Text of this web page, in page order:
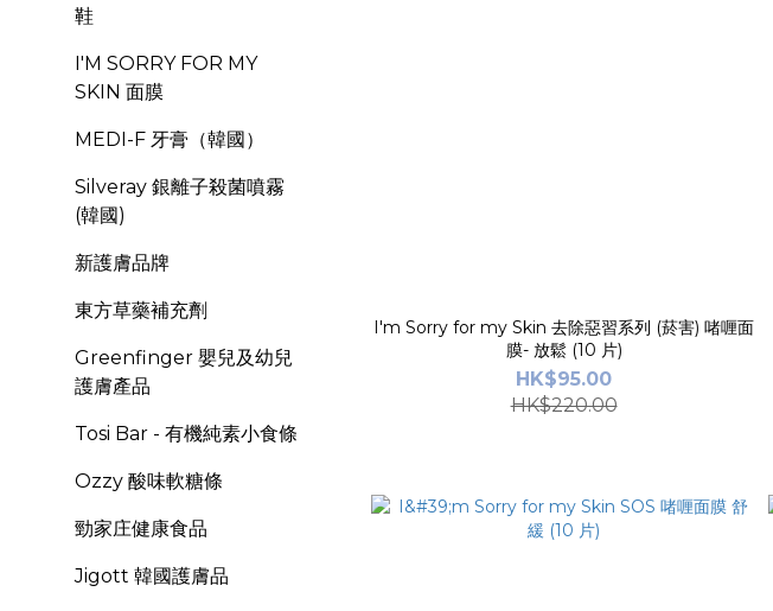
鞋
I'M SORRY FOR MY
SKIN 面膜
MEDI-F 牙膏（韓國）
Silveray 銀離子殺菌噴霧
(韓國)
新護膚品牌
東方草藥補充劑
Greenfinger 嬰兒及幼兒
護膚產品
Tosi Bar - 有機純素小食條
Ozzy 酸味軟糖條
勁家庄健康食品
Jigott 韓國護膚品
I'm Sorry for my Skin 去除惡習系列 (菸害) 啫喱面
膜- 放鬆 (10 片)
HK$95.00
HK$220.00